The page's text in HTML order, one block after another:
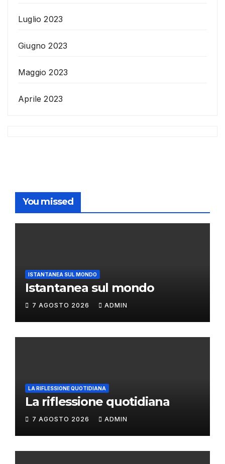
Luglio 2023
Giugno 2023
Maggio 2023
Aprile 2023
You missed
ISTANTANEA SUL MONDO
Istantanea sul mondo
7 AGOSTO 2026 ADMIN
LA RIFLESSIONE QUOTIDIANA
La riflessione quotidiana
7 AGOSTO 2026 ADMIN